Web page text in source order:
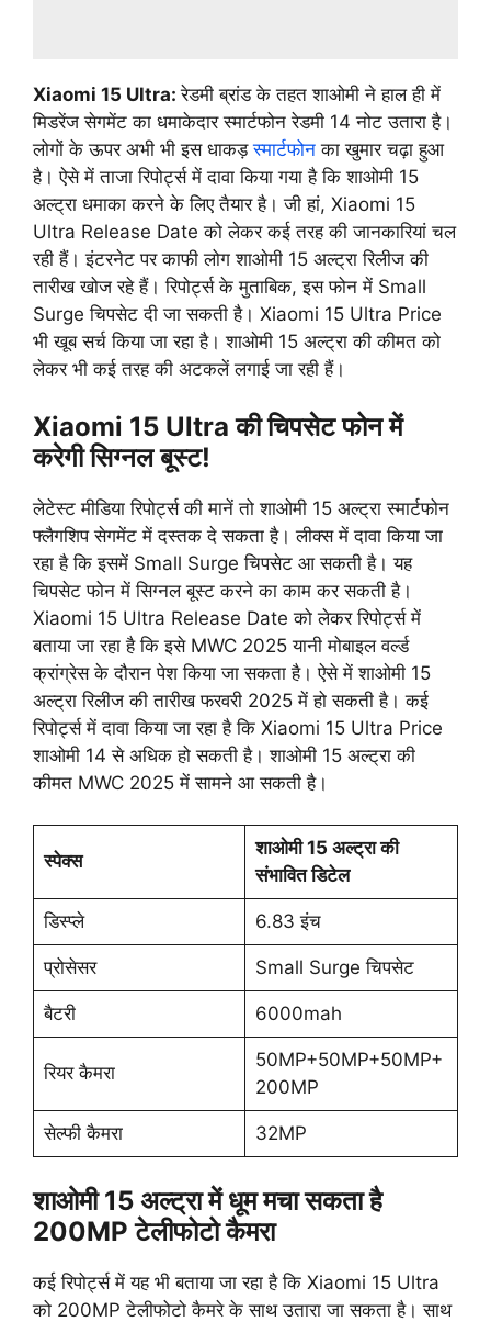
Xiaomi 15 Ultra:रेडमी ब्रांड के तहत शाओमी ने हाल ही में
मिडरेंज सेगमेंट का धमाकेदार स्मार्टफोन रेडमी 14 नोट उतारा है।
लोगों के ऊपर अभी भी इस धाकड़स्मार्टफोनका खुमार चढ़ा हुआ
है। ऐसे में ताजा रिपोर्ट्स में दावा किया गया है कि शाओमी 15
अल्ट्रा धमाका करने के लिए तैयार है। जी हां, Xiaomi 15
Ultra Release Date को लेकर कई तरह की जानकारियां चल
रही हैं। इंटरनेट पर काफी लोग शाओमी 15 अल्ट्रा रिलीज की
तारीख खोज रहे हैं। रिपोर्ट्स के मुताबिक, इस फोन में Small
Surge चिपसेट दी जा सकती है। Xiaomi 15 Ultra Price
भी खूब सर्च किया जा रहा है। शाओमी 15 अल्ट्रा की कीमत को
लेकर भी कई तरह की अटकलें लगाई जा रही हैं।
Xiaomi 15 Ultra की चिपसेट फोन में
करेगी सिग्नल बूस्ट!
लेटेस्ट मीडिया रिपोर्ट्स की मानें तो शाओमी 15 अल्ट्रा स्मार्टफोन
फ्लैगशिप सेगमेंट में दस्तक दे सकता है। लीक्स में दावा किया जा
रहा है कि इसमें Small Surge चिपसेट आ सकती है। यह
चिपसेट फोन में सिग्नल बूस्ट करने का काम कर सकती है।
Xiaomi 15 Ultra Release Date को लेकर रिपोर्ट्स में
बताया जा रहा है कि इसे MWC 2025 यानी मोबाइल वर्ल्ड
क्रांग्रेस के दौरान पेश किया जा सकता है। ऐसे में शाओमी 15
अल्ट्रा रिलीज की तारीख फरवरी 2025 में हो सकती है। कई
रिपोर्ट्स में दावा किया जा रहा है कि Xiaomi 15 Ultra Price
शाओमी 14 से अधिक हो सकती है। शाओमी 15 अल्ट्रा की
कीमत MWC 2025 में सामने आ सकती है।
स्पेक्स
शाओमी 15 अल्ट्रा की
संभावित डिटेल
डिस्प्ले 6.83 इंच
प्रोसेसर Small Surge चिपसेट
बैटरी 6000mah
रियर कैमरा
50MP+50MP+50MP+
200MP
सेल्फी कैमरा 32MP
शाओमी 15 अल्ट्रा में धूम मचा सकता है
200MP टेलीफोटो कैमरा
कई रिपोर्ट्स में यह भी बताया जा रहा है कि Xiaomi 15 Ultra
को 200MP टेलीफोटो कैमरे के साथ उतारा जा सकता है। साथ